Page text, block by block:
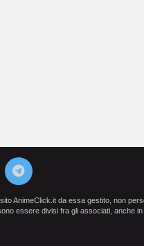
AnimeClick.it da essa gestito, non
essere divisi fra gli associati, anche in